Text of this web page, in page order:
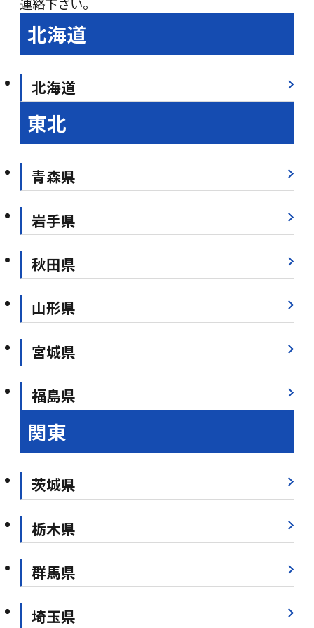
連絡下さい。
北海道
北海道
東北
青森県
岩手県
秋田県
山形県
宮城県
福島県
関東
茨城県
栃木県
群馬県
埼玉県